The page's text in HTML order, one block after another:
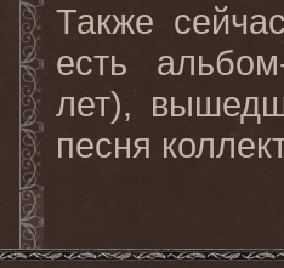
Также
есть
лет),
песня